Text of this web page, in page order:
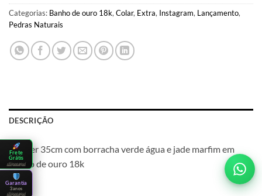
Categorias: Banho de ouro 18k, Colar, Extra, Instagram, Lançamento,
Pedras Naturais
DESCRIÇÃO
Choker 35cm com borracha verde água e jade marfim em
banho de ouro 18k
Frete
Grátis
clique aqui
Garantia
3 anos
clique aqui